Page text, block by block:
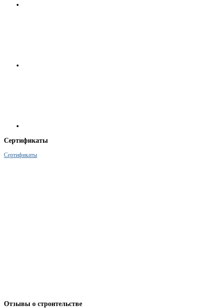
Сертификаты
Сертификаты
Отзывы о строительстве